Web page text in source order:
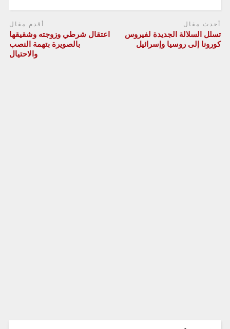
أحدث مقال
تسلل السلالة الجديدة لفيروس
كورونا إلى روسيا وإسرائيل
أقدم مقال
اعتقال شرطي وزوجته وشقيقها
بالصويرة بتهمة النصب
والاحتيال